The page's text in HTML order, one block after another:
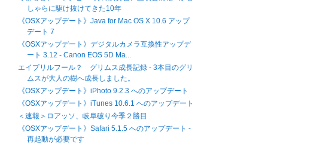
しゃらに駆け抜けてきた10年
《OSXアップデート》Java for Mac OS X 10.6 アップ
デート 7
《OSXアップデート》デジタルカメラ互換性アップデ
ート 3.12 - Canon EOS 5D Ma...
エイプリルフール？ グリムス成長記録 - 3本目のグリ
ムスが大人の樹へ成長しました。
《OSXアップデート》iPhoto 9.2.3 へのアップデート
《OSXアップデート》iTunes 10.6.1 へのアップデート
＜速報＞ロアッソ、岐阜破り今季２勝目
《OSXアップデート》Safari 5.1.5 へのアップデート -
再起動が必要です